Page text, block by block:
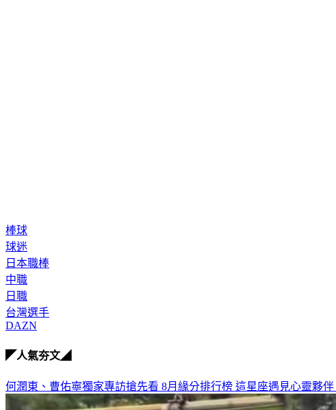
棒球
球迷
日本職棒
中職
日職
台灣選手
DAZN
◤人氣夯文◢
何潤東、曹佑寧獨家專訪搶先看 8月緣分排行榜 這星座遇見心靈夥伴